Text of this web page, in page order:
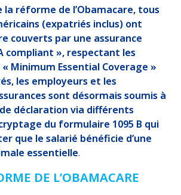
DE L'ASSURANCE
ESPACE CLIENT
Choisissez votre profil
la réforme de l’Obamacare, tous
(expatriés inclus) ont
couverts par une assurance
compliant », respectant les
Minimum Essential Coverage »
les employeurs et les
sont désormais soumis à
déclaration via différents
du formulaire 1095 B qui
que le salarié bénéficie d’une
essentielle.
DE L’OBAMACARE